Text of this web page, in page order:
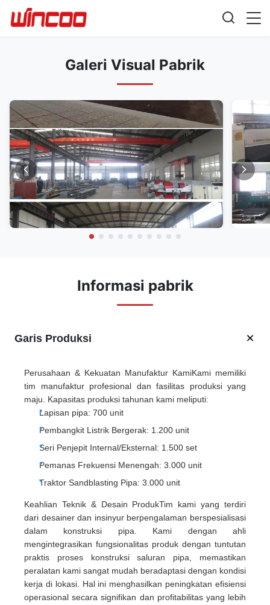
Galeri Visual Pabrik
Informasi pabrik
Garis Produksi
Perusahaan & Kekuatan Manufaktur KamiKami memiliki
tim manufaktur profesional dan fasilitas produksi yang
maju. Kapasitas produksi tahunan kami meliputi:
Lapisan pipa: 700 unit
Pembangkit Listrik Bergerak: 1.200 unit
Seri Penjepit Internal/Eksternal: 1.500 set
Pemanas Frekuensi Menengah: 3.000 unit
Traktor Sandblasting Pipa: 3.000 unit
Keahlian Teknik & Desain ProdukTim kami yang terdiri
dari desainer dan insinyur berpengalaman berspesialisasi
dalam konstruksi pipa. Kami dengan ahli
mengintegrasikan fungsionalitas produk dengan tuntutan
praktis proses konstruksi saluran pipa, memastikan
peralatan kami sangat mudah beradaptasi dengan kondisi
kerja di lokasi. Hal ini menghasilkan peningkatan efisiensi
operasional secara signifikan dan profitabilitas yang lebih